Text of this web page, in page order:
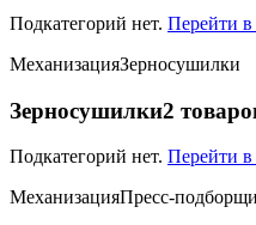
Подкатегорий нет. Перейти
МеханизацияЗерносушилки
Зерносушилки2
Подкатегорий нет. Перейти
МеханизацияПресс-